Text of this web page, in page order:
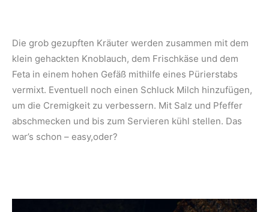
Die grob gezupften Kräuter werden zusammen mit dem
klein gehackten Knoblauch, dem Frischkäse und dem
Feta in einem hohen Gefäß mithilfe eines Pürierstabs
vermixt. Eventuell noch einen Schluck Milch hinzufügen,
um die Cremigkeit zu verbessern. Mit Salz und Pfeffer
abschmecken und bis zum Servieren kühl stellen. Das
war’s schon – easy,oder?